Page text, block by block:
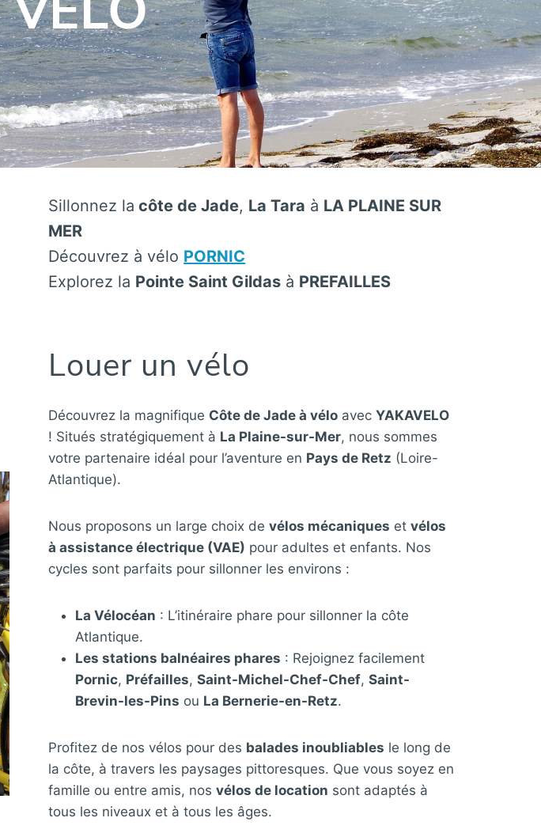
Sillonnez la côte de Jade, La Tara à LA PLAINE SUR
MER
Découvrez à vélo PORNIC
Explorez la Pointe Saint Gildas à PREFAILLES
Louer un vélo
Découvrez la magnifique Côte de Jade à vélo avecYAKAVELO
! Situés stratégiquement à La Plaine-sur-Mer, nous sommes
votre partenaire idéal pour l’aventure en Pays de Retz (Loire-
Atlantique).
Nous proposons un large choix devélos mécaniques etvélos
à assistance électrique (VAE) pour adultes et enfants. Nos
cycles sont parfaits pour sillonner les environs :
La Vélocéan : L’itinéraire phare pour sillonner la côte
Atlantique.
Les stations balnéaires phares : Rejoignez facilement
Pornic, Préfailles,Saint-Michel-Chef-Chef,Saint-
Brevin-les-Pins ou La Bernerie-en-Retz.
Profitez de nos vélos pour des balades inoubliables le long de
la côte, à travers les paysages pittoresques. Que vous soyez en
famille ou entre amis, nosvélos de location sont adaptés à
tous les niveaux et à tous les âges.